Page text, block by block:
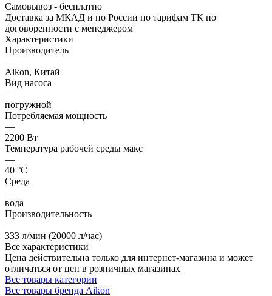
Самовывоз - бесплатно
Доставка за МКАД и по России по тарифам ТК по
договоренности с менеджером
Характеристики
Производитель
—
Aikon, Китай
Вид насоса
—
погружной
Потребляемая мощность
—
2200 Вт
Температура рабочей среды макс
—
40 °С
Среда
—
вода
Производительность
—
333 л/мин (20000 л/час)
Все характеристики
Цена действительна только для интернет-магазина и может
отличаться от цен в розничных магазинах
Все товары категории
Все товары бренда Aikon